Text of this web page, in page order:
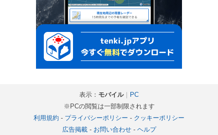
表示： モバイル｜ PC
※PCの閲覧は一部制限されます
利用規約 - プライバシーポリシー - クッキーポリシー
広告掲載- お問い合わせ- ヘルプ